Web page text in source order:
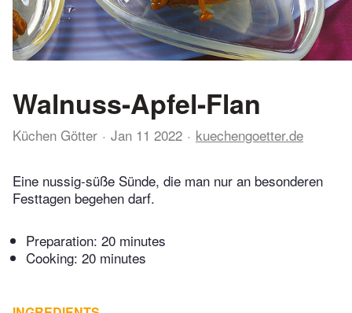
Walnuss-Apfel-Flan
Küchen Götter Jan 11 2022 kuechengoetter.de
Eine nussig-süße Sünde, die man nur an besonderen
Festtagen begehen darf.
Preparation: 20 minutes
Cooking: 20 minutes